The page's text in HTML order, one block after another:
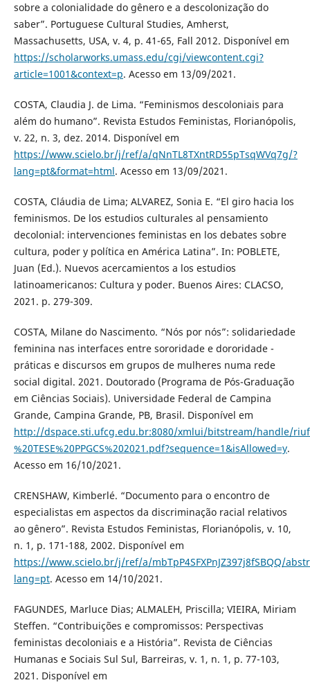
sobre a colonialidade do gênero e a descolonização do
saber”. Portuguese Cultural Studies, Amherst,
Massachusetts, USA, v. 4, p. 41-65, Fall 2012. Disponível em
https://scholarworks.umass.edu/cgi/viewcontent.cgi?
article=1001&context=p. Acesso em 13/09/2021.
COSTA, Claudia J. de Lima. “Feminismos descoloniais para
além do humano”. Revista Estudos Feministas, Florianópolis,
v. 22, n. 3, dez. 2014. Disponível em
https://www.scielo.br/j/ref/a/qNnTL8TXntRD55pTsqWVq7g/?
lang=pt&format=html. Acesso em 13/09/2021.
COSTA, Cláudia de Lima; ALVAREZ, Sonia E. “El giro hacia los
feminismos. De los estudios culturales al pensamiento
decolonial: intervenciones feministas en los debates sobre
cultura, poder y política en América Latina”. In: POBLETE,
Juan (Ed.). Nuevos acercamientos a los estudios
latinoamericanos: Cultura y poder. Buenos Aires: CLACSO,
2021. p. 279-309.
COSTA, Milane do Nascimento. “Nós por nós”: solidariedade
feminina nas interfaces entre sororidade e dororidade -
práticas e discursos em grupos de mulheres numa rede
social digital. 2021. Doutorado (Programa de Pós-Graduação
em Ciências Sociais). Universidade Federal de Campina
Grande, Campina Grande, PB, Brasil. Disponível em
http://dspace.sti.ufcg.edu.br:8080/xmlui/bitstream/handle/
%20TESE%20PPGCS%202021.pdf?sequence=1&isAllowed=y.
Acesso em 16/10/2021.
CRENSHAW, Kimberlé. “Documento para o encontro de
especialistas em aspectos da discriminação racial relativos
ao gênero”. Revista Estudos Feministas, Florianópolis, v. 10,
n. 1, p. 171-188, 2002. Disponível em
https://www.scielo.br/j/ref/a/mbTpP4SFXPnJZ397j8fSBQQ/
lang=pt. Acesso em 14/10/2021.
FAGUNDES, Marluce Dias; ALMALEH, Priscilla; VIEIRA, Miriam
Steffen. “Contribuições e compromissos: Perspectivas
feministas decoloniais e a História”. Revista de Ciências
Humanas e Sociais Sul Sul, Barreiras, v. 1, n. 1, p. 77-103,
2021. Disponível em